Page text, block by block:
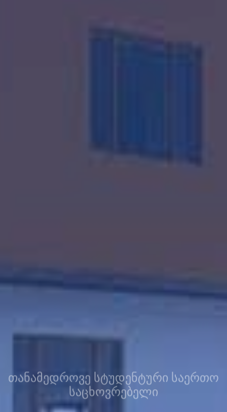
ᲗᲐᲜᲐᲛᲔᲓᲠᲝᲕᲔ ᲡᲢᲣᲓᲔᲜᲢᲣᲠᲘ ᲡᲐᲔᲠᲗᲝ
ᲡᲐᲪᲮᲝᲕᲠᲔᲑᲔᲚᲘ